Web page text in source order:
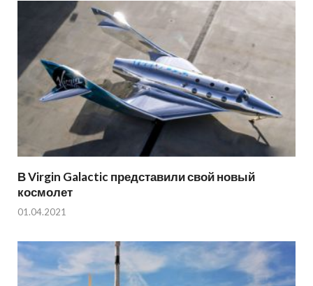
В Virgin Galactic представили свой новый
космолет
01.04.2021